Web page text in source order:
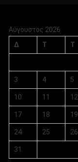
Αύγουστος 2026
Δ
Τ Τ
3 4 5
10 11 12
17 18 19
24 25 26
31